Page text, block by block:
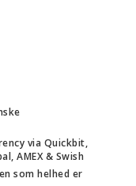
via Quickbit,
AMEX & Swish
som helhed er